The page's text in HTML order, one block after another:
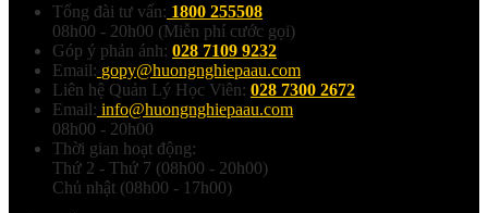
Tổng đài tư vấn: 1800 255508
08h00 - 20h00 (Miễn phí cước gọi)
Góp ý phản ánh: 028 7109 9232
Email: gopy@huongnghiepaau.com
Liên hệ Quản Lý Học Viên: 028 7300 2672
Email: info@huongnghiepaau.com
08h00 - 20h00
Thời gian hoạt động:
Thứ 2 - Thứ 7 (08h00 - 20h00)
Chủ nhật (08h00 - 17h00)